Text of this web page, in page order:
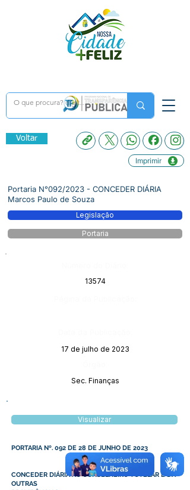
Voltar
Imprimir
Portaria N°092/2023 - CONCEDER DIÁRIA
Marcos Paulo de Souza
Legislação
Portaria
13574
17 de julho de 2023
Sec. Finanças
Visualizar
PORTARIA Nº. 092 DE 28 DE JUNHO DE 2023
CONCEDER DIÁRIA AO CONSELHEIRO TUTELAR E DÁ
OUTRAS